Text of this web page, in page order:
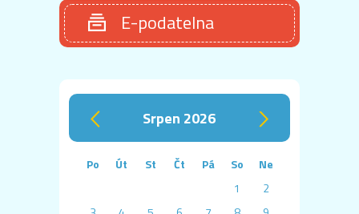
E-podatelna
‹ srpen 2026 ›
Po Út St Čt Pá So
Ne
1
2